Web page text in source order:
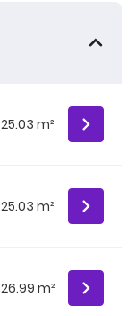
25.03 m²
25.03 m²
26.99 m²